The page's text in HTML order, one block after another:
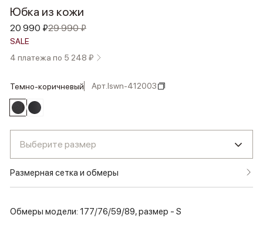
Юбка из кожи
20 990 ₽29 990 ₽
SALE
4 платежа по 5 248 ₽
темно-коричневый Арт.lswn-412003
Выберите размер
Размерная сетка и обмеры
Обмеры модели: 177/76/59/89, размер - S